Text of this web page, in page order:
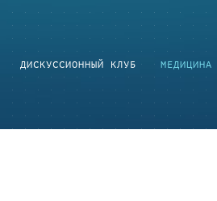
ДИСКУССИОННЫЙ КЛУБ МЕДИЦИНА